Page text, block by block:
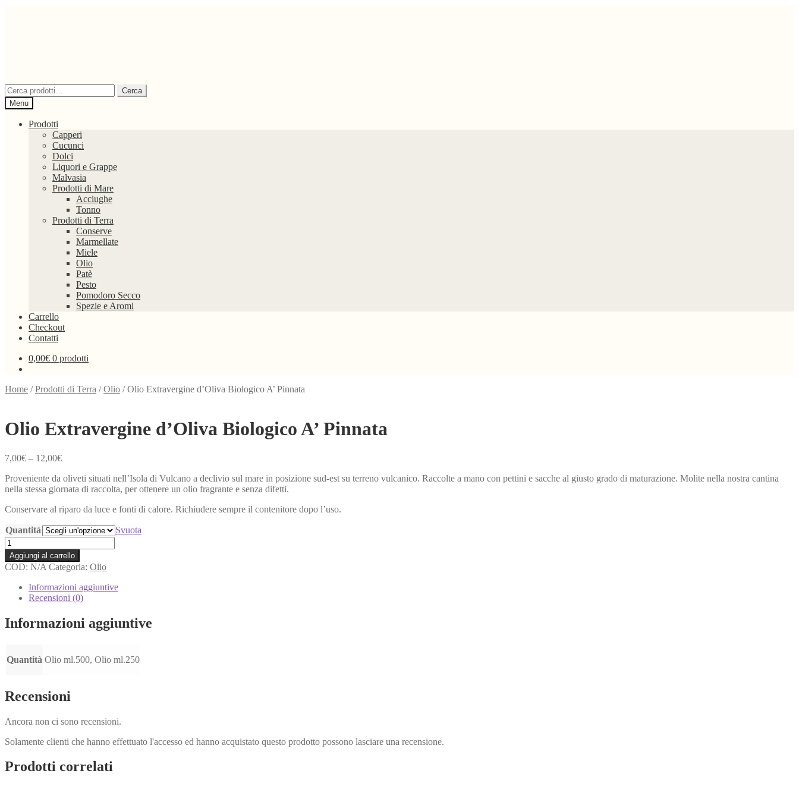
Cerca:
Cerca
Menu
Prodotti
Capperi
Cucunci
Dolci
Liquori e Grappe
Malvasia
Prodotti di Mare
Acciughe
Tonno
Prodotti di Terra
Conserve
Marmellate
Miele
Olio
Patè
Pesto
Pomodoro Secco
Spezie e Aromi
Carrello
Checkout
Contatti
0,00€ 0 prodotti
Home /Prodotti di Terra /Olio /Olio Extravergine d’Oliva Biologico A’ Pinnata
Olio Extravergine d’Oliva Biologico A’ Pinnata
7,00€ – 12,00€
Proveniente da oliveti situati nell’Isola di Vulcano a declivio sul mare in posizione sud-est su terreno vulcanico. Raccolte a mano con pettini e sacche al giusto grado di maturazione. Molite nella nostra cantina
nella stessa giornata di raccolta, per ottenere un olio fragrante e senza difetti.
Conservare al riparo da luce e fonti di calore. Richiudere sempre il contenitore dopo l’uso.
Quantità
Svuota
Olio
Extravergine
d'Oliva
Biologico
Pinnata
quantità
Aggiungi al carrello
COD: N/A Categoria: Olio
Informazioni aggiuntive
Recensioni (0)
Informazioni aggiuntive
Quantità Olio ml.500, Olio ml.250
Recensioni
Ancora non ci sono recensioni.
Solamente clienti che hanno effettuato l'accesso ed hanno acquistato questo prodotto possono lasciare una recensione.
Prodotti correlati